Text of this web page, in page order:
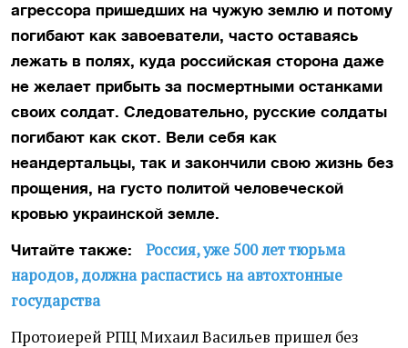
агрессора пришедших на чужую землю и потому
погибают как завоеватели, часто оставаясь
лежать в полях, куда российская сторона даже
не желает прибыть за посмертными останками
своих солдат. Следовательно, русские солдаты
погибают как скот. Вели себя как
неандертальцы, так и закончили свою жизнь без
прощения, на густо политой человеческой
кровью украинской земле.
Читайте также:
Россия, уже 500 лет тюрьма
народов, должна распастись на автохтонные
государства
Протоиерей РПЦ Михаил Васильев пришел без